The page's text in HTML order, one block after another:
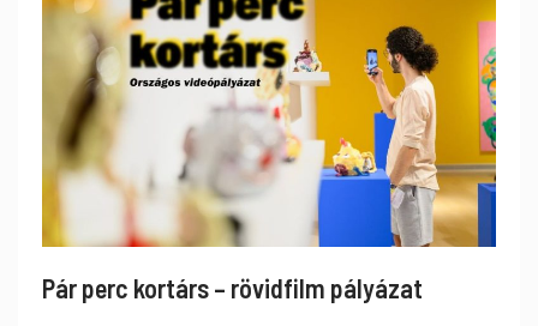
Pár perc kortárs – rövidfilm pályázat